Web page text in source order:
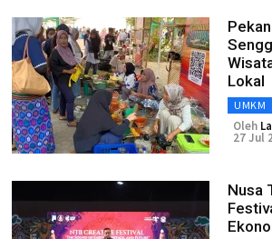
Lokal
UMKM
Oleh
27 Jul
Nusa